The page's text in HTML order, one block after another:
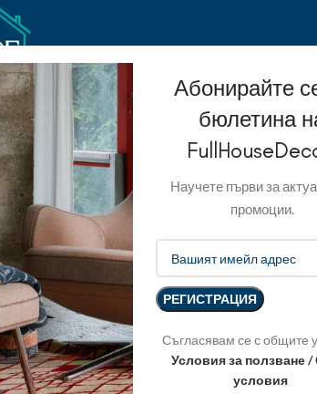
Абонирайте
бюлетина
Научете първи за
промоции.
Съгласявам се с общите
Условия за ползване
условия